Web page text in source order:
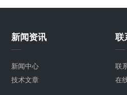
新闻资讯
新闻中心
技术文章
联
联
在